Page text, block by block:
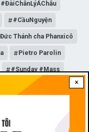
×
#ĐàiChânLýÁChâu
#CầuNguyện
Đức Thánh cha Phanxicô
Pietro Parolin
#Sunday #Mass
General Audience
US!